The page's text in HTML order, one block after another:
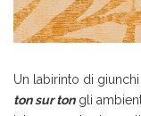
Un labirinto di
ton sur tongli